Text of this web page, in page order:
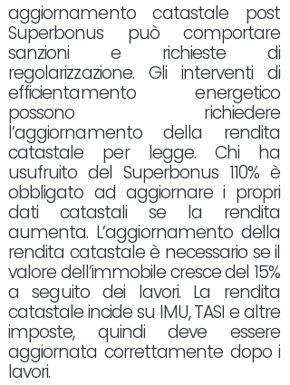
aggiornamento catastale post
Superbonus può comportare
sanzioni e richieste di
regolarizzazione. Gli interventi di
efficientamento energetico
possono richiedere
l’aggiornamento della rendita
catastale per legge. Chi ha
usufruito del Superbonus 110% è
obbligato ad aggiornare i propri
dati catastali se la rendita
aumenta. L’aggiornamento della
rendita catastale è necessario se il
valore dell’immobile cresce del 15%
a seguito dei lavori. La rendita
catastale incide su IMU, TASI e altre
imposte, quindi deve essere
aggiornata correttamente dopo i
lavori.